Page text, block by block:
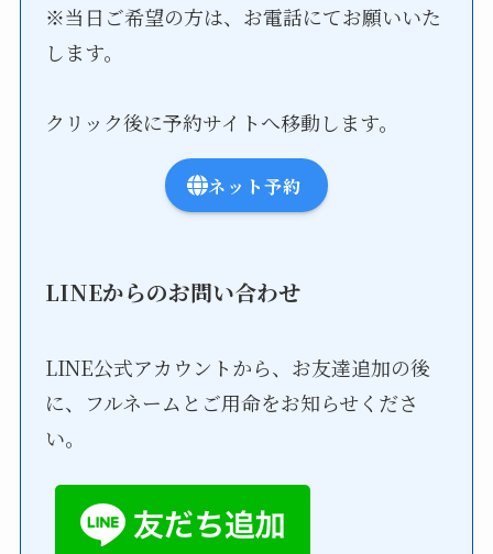
※当日ご希望の方は、お電話にてお願いいた
します。
クリック後に予約サイトへ移動します。
ネット予約
LINEからのお問い合わせ
LINE公式アカウントから、お友達追加の後
に、フルネームとご用命をお知らせくださ
い。